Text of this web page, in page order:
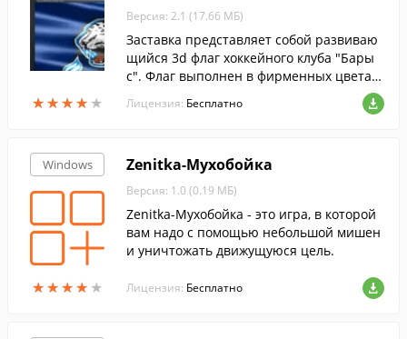
свой ход и не забывайте пользоваться в
олшебными артефактами.
★★★★ ★
★★★★ ★
Версия: 2.1 (17.66 МБ)
Заставка представляет собой развиваю
щийся 3d флаг хоккейного клуба "Бары
с". Флаг выполнен в фирменных цветах
клуба. В центральной части флага распо
ложен логотип клуба.
Лицензия: Бесплатно
Windows
★★★★ ★
★★★★ ★
Zenitka-Мухобойка
Версия: 1.0 (0.19 МБ)
Zenitka-Мухобойка - это игра, в которой
вам надо с помощью небольшой мишен
и уничтожать движущуюся цель.
Лицензия: Бесплатно